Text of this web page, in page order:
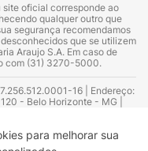
para melhorar sua
site oficial corresponde ao
qualquer outro que
segurança recomendamos
que se utilizem
Araujo S.A. Em caso de
com (31) 3270-5000.
16 | Endereço:
- Belo Horizonte - MG |
Alvarenga – CRF 52.584 -
- CRF Nº 13.748. Alvará